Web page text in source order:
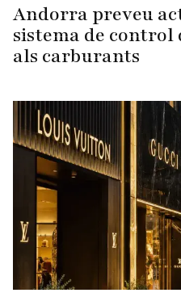
Andorra preveu
sistema de control
als carburants